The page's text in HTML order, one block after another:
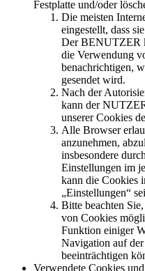
Festplatte und/oder
Die meisten
eingestellt, dass
Der BENUTZER
die Verwendung
benachrichtigen,
gesendet wird.
Nach der
kann der
unserer Cookies
Alle Browser
anzunehmen,
insbesondere
Einstellungen im
kann die Cookies
„Einstellungen“
Bitte beachten
von Cookies
Funktion einiger
Navigation auf
beeinträchtigen
Verwendete Cookies